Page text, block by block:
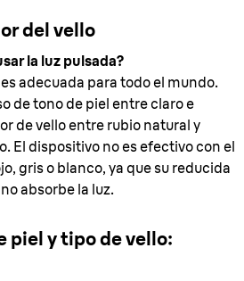
del vello
la luz pulsada?
adecuada para todo el mundo.
de tono de piel entre claro e
de vello entre rubio natural y
El dispositivo no es efectivo con el
gris o blanco, ya que su reducida
absorbe la luz.
piel y tipo de vello: